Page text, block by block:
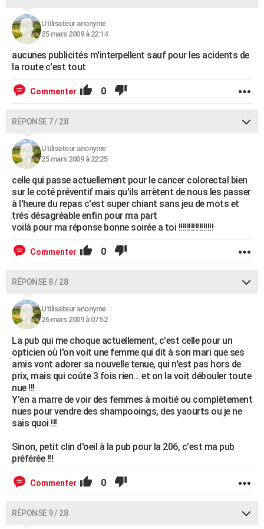
Utilisateur anonyme
25 mars 2009 à 22:14
aucunes publicités m'interpellent sauf pour les acidents de
la route c'est tout
Commenter 0
RÉPONSE 7 / 28
Utilisateur anonyme
25 mars 2009 à 22:25
celle qui passe actuellement pour le cancer colorectal bien
sur le coté préventif mais qu'ils arrètent de nous les passer
à l'heure du repas c'est super chiant sans jeu de mots et
trés désagréable enfin pour ma part
voilà pour ma réponse bonne soirée a toi !!!!!!!!!!!!!!!!!
Commenter 0
RÉPONSE 8 / 28
Utilisateur anonyme
26 mars 2009 à 07:52
La pub qui me choque actuellement, c'est celle pour un
opticien où l'on voit une femme qui dit à son mari que ses
amis vont adorer sa nouvelle tenue, qui n'est pas hors de
prix, mais qui coûte 3 fois rien... et on la voit débouler toute
nue !!!
Y'en a marre de voir des femmes à moitié ou complètement
nues pour vendre des shampooings, des yaourts ou je ne
sais quoi !!!
Sinon, petit clin d'oeil à la pub pour la 206, c'est ma pub
préférée !!!
Commenter 0
RÉPONSE 9 / 28